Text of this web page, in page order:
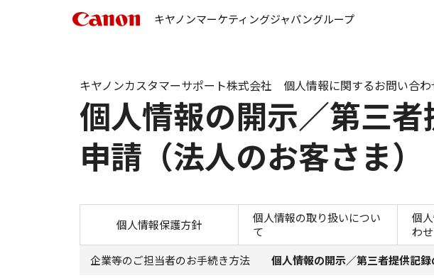
キヤノンマーケティングジャパングループ
個人情報の開示／第三
申請（法人のお客さま）
キヤノンカスタマーサポート株式会社 個人情報に関するお問い合わ
個人情報保護方針
個人情報の取り扱いについ
て
個
わせ
企業等のご担当者のお手続き方法
個人情報の開示／第三者提供記